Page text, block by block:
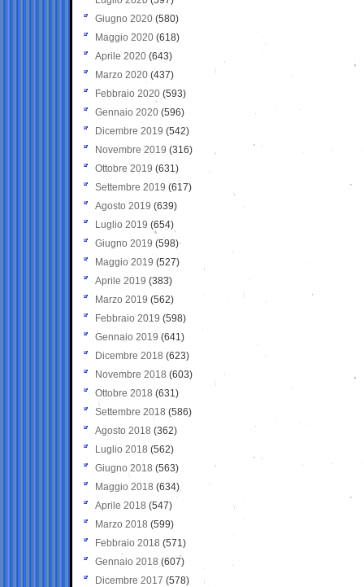
Giugno 2020 (580)
Maggio 2020 (618)
Aprile 2020 (643)
Marzo 2020 (437)
Febbraio 2020 (593)
Gennaio 2020 (596)
Dicembre 2019 (542)
Novembre 2019 (316)
Ottobre 2019 (631)
Settembre 2019 (617)
Agosto 2019 (639)
Luglio 2019 (654)
Giugno 2019 (598)
Maggio 2019 (527)
Aprile 2019 (383)
Marzo 2019 (562)
Febbraio 2019 (598)
Gennaio 2019 (641)
Dicembre 2018 (623)
Novembre 2018 (603)
Ottobre 2018 (631)
Settembre 2018 (586)
Agosto 2018 (362)
Luglio 2018 (562)
Giugno 2018 (563)
Maggio 2018 (634)
Aprile 2018 (547)
Marzo 2018 (599)
Febbraio 2018 (571)
Gennaio 2018 (607)
Dicembre 2017 (578)